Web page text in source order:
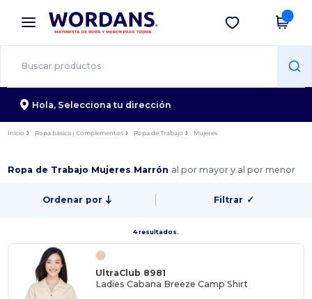
× App de Wordans
¡Mejores precios en app!
Descargar app
Hola, Selecciona tu dirección
Inicio Ropa básica | Complementos Ropa de Trabajo Mujeres
Ropa de Trabajo Mujeres Marrón al por mayor y al por menor
Ordenar por Filtrar ✓
4 resultados.
UltraClub 8981
Ladies Cabana Breeze Camp Shirt